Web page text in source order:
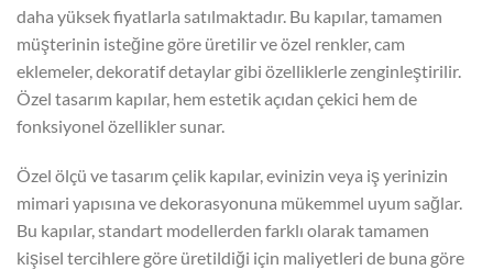
daha yüksek fiyatlarla satılmaktadır. Bu kapılar, tamamen
müşterinin isteğine göre üretilir ve özel renkler, cam
eklemeler, dekoratif detaylar gibi özelliklerle zenginleştirilir.
Özel tasarım kapılar, hem estetik açıdan çekici hem de
fonksiyonel özellikler sunar.
Özel ölçü ve tasarım çelik kapılar, evinizin veya iş yerinizin
mimari yapısına ve dekorasyonuna mükemmel uyum sağlar.
Bu kapılar, standart modellerden farklı olarak tamamen
kişisel tercihlere göre üretildiği için maliyetleri de buna göre